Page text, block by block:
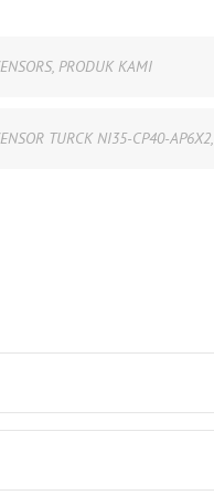
, PRODUK KAMI
TURCK NI35-CP40-AP6X2,